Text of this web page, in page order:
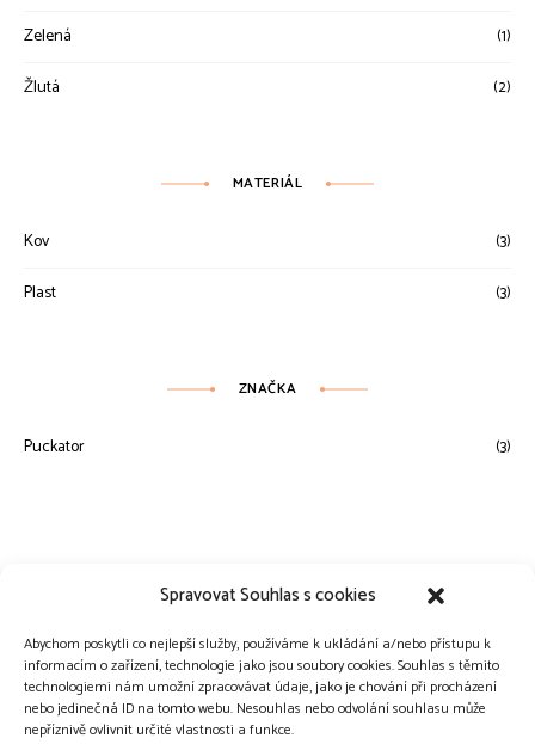
Spravovat Souhlas s cookies
Abychom poskytli co nejlepší služby, používáme k ukládání a/nebo přístupu k
informacím o zařízení, technologie jako jsou soubory cookies. Souhlas s těmito
technologiemi nám umožní zpracovávat údaje, jako je chování při procházení
nebo jedinečná ID na tomto webu. Nesouhlas nebo odvolání souhlasu může
nepříznivě ovlivnit určité vlastnosti a funkce.
Zelená (1)
Žlutá (2)
MATERIÁL
Kov (3)
Plast (3)
ZNAČKA
Puckator (3)